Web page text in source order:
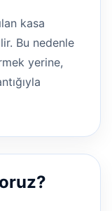
kasa
Bu nedenle
yerine,